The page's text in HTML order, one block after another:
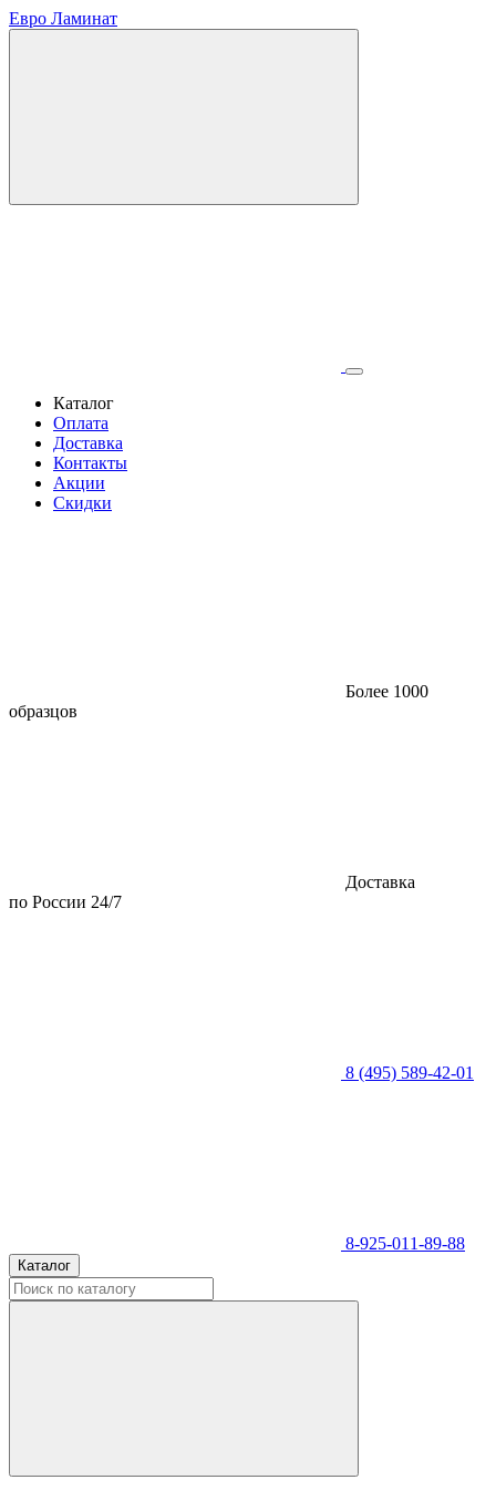
Евро Ламинат
Каталог
Оплата
Доставка
Контакты
Акции
Скидки
Более 1000
образцов
Доставка
по России 24/7
8 (495) 589-42-01
8-925-011-89-88
Каталог